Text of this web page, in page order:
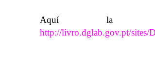
Aquí la
http://livro.dglab.gov.pt/sites/